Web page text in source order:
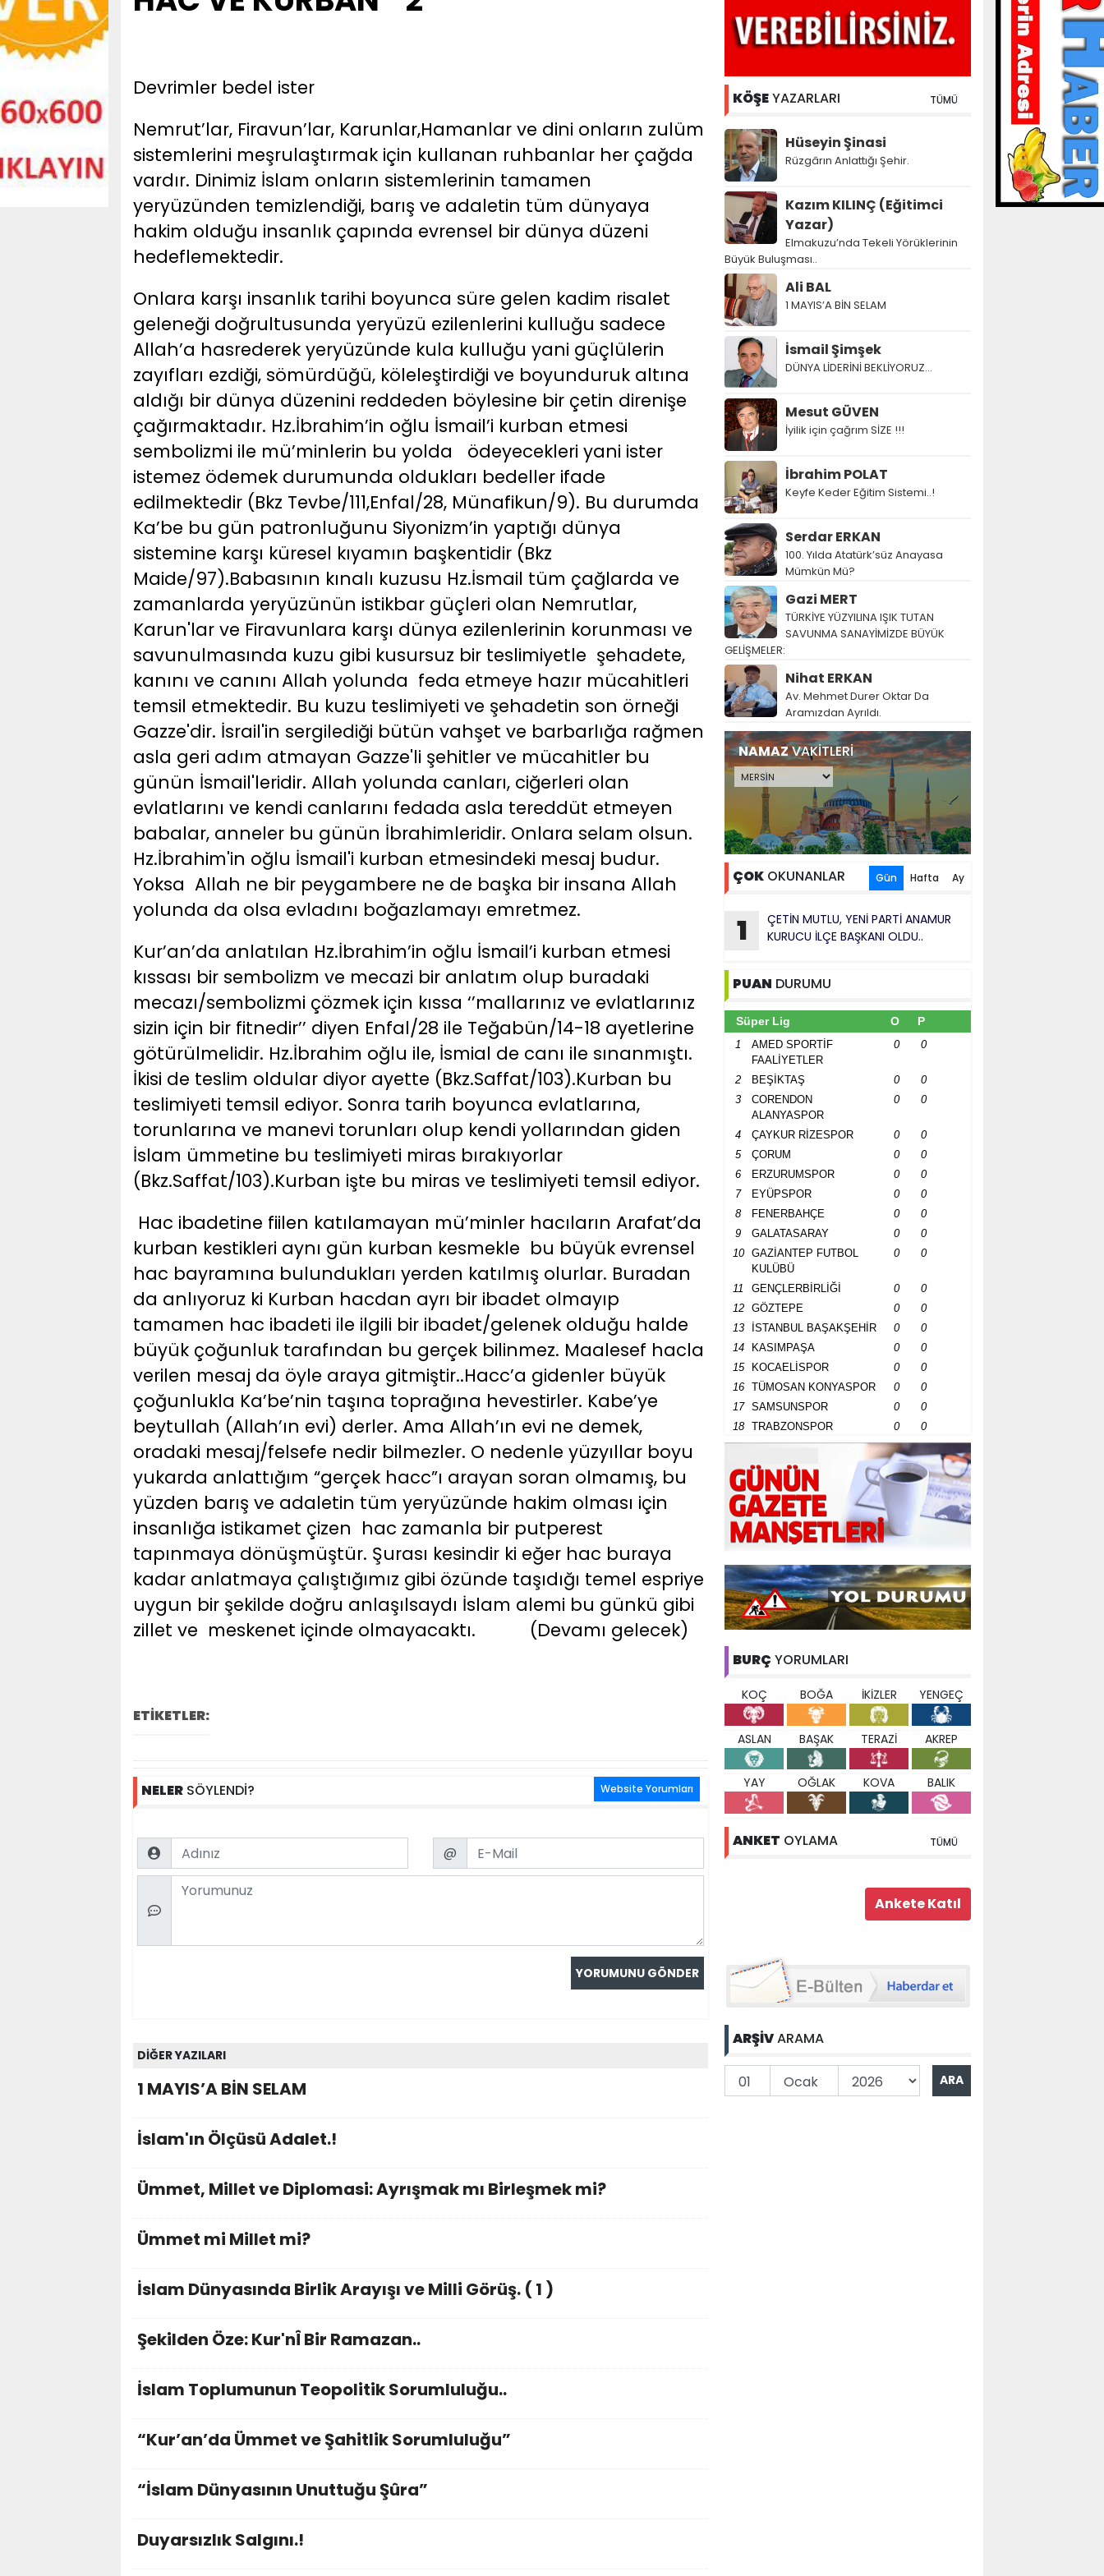
Devrimler bedel ister
Nemrut’lar, Firavun’lar, Karunlar,Hamanlar ve dini onların zulüm
sistemlerini meşrulaştırmak için kullanan ruhbanlar her çağda
vardır. Dinimiz İslam onların sistemlerinin tamamen
yeryüzünden temizlendiği, barış ve adaletin tüm dünyaya
hakim olduğu insanlık çapında evrensel bir dünya düzeni
hedeflemektedir.
Onlara karşı insanlık tarihi boyunca süre gelen kadim risalet
geleneği doğrultusunda yeryüzü ezilenlerini kulluğu sadece
Allah’a hasrederek yeryüzünde kula kulluğu yani güçlülerin
zayıfları ezdiği, sömürdüğü, köleleştirdiği ve boyunduruk altına
aldığı bir dünya düzenini reddeden böylesine bir çetin direnişe
çağırmaktadır. Hz.İbrahim’in oğlu İsmail’i kurban etmesi
sembolizmi ile mü’minlerin bu yolda ödeyecekleri yani ister
istemez ödemek durumunda oldukları bedeller ifade
edilmektedir (Bkz Tevbe/111,Enfal/28, Münafikun/9). Bu durumda
Ka’be bu gün patronluğunu Siyonizm’in yaptığı dünya
sistemine karşı küresel kıyamın başkentidir (Bkz
Maide/97).Babasının kınalı kuzusu Hz.İsmail tüm çağlarda ve
zamanlarda yeryüzünün istikbar güçleri olan Nemrutlar,
Karun'lar ve Firavunlara karşı dünya ezilenlerinin korunması ve
savunulmasında kuzu gibi kusursuz bir teslimiyetle şehadete,
kanını ve canını Allah yolunda feda etmeye hazır mücahitleri
temsil etmektedir. Bu kuzu teslimiyeti ve şehadetin son örneği
Gazze'dir. İsrail'in sergilediği bütün vahşet ve barbarlığa rağmen
asla geri adım atmayan Gazze'li şehitler ve mücahitler bu
günün İsmail'leridir. Allah yolunda canları, ciğerleri olan
evlatlarını ve kendi canlarını fedada asla tereddüt etmeyen
babalar, anneler bu günün İbrahimleridir. Onlara selam olsun.
Hz.İbrahim'in oğlu İsmail'i kurban etmesindeki mesaj budur.
Yoksa Allah ne bir peygambere ne de başka bir insana Allah
yolunda da olsa evladını boğazlamayı emretmez.
Kur’an’da anlatılan Hz.İbrahim’in oğlu İsmail’i kurban etmesi
kıssası bir sembolizm ve mecazi bir anlatım olup buradaki
mecazı/sembolizmi çözmek için kıssa ‘’mallarınız ve evlatlarınız
sizin için bir fitnedir’’ diyen Enfal/28 ile Teğabün/14-18 ayetlerine
götürülmelidir. Hz.İbrahim oğlu ile, İsmial de canı ile sınanmıştı.
İkisi de teslim oldular diyor ayette (Bkz.Saffat/103).Kurban bu
teslimiyeti temsil ediyor. Sonra tarih boyunca evlatlarına,
torunlarına ve manevi torunları olup kendi yollarından giden
İslam ümmetine bu teslimiyeti miras bırakıyorlar
(Bkz.Saffat/103).Kurban işte bu miras ve teslimiyeti temsil ediyor.
Hac ibadetine fiilen katılamayan mü’minler hacıların Arafat’da
kurban kestikleri aynı gün kurban kesmekle bu büyük evrensel
hac bayramına bulundukları yerden katılmış olurlar. Buradan
da anlıyoruz ki Kurban hacdan ayrı bir ibadet olmayıp
tamamen hac ibadeti ile ilgili bir ibadet/gelenek olduğu halde
büyük çoğunluk tarafından bu gerçek bilinmez. Maalesef hacla
verilen mesaj da öyle araya gitmiştir..Hacc’a gidenler büyük
çoğunlukla Ka’be’nin taşına toprağına hevestirler. Kabe’ye
beytullah (Allah’ın evi) derler. Ama Allah’ın evi ne demek,
oradaki mesaj/felsefe nedir bilmezler. O nedenle yüzyıllar boyu
yukarda anlattığım “gerçek hacc”ı arayan soran olmamış, bu
yüzden barış ve adaletin tüm yeryüzünde hakim olması için
insanlığa istikamet çizen hac zamanla bir putperest
tapınmaya dönüşmüştür. Şurası kesindir ki eğer hac buraya
kadar anlatmaya çalıştığımız gibi özünde taşıdığı temel espriye
uygun bir şekilde doğru anlaşılsaydı İslam alemi bu günkü gibi
zillet ve meskenet içinde olmayacaktı. (Devamı gelecek)
ETİKETLER:
NELER SÖYLENDİ? Website Yorumları
Name Email
@
Comment
DİĞER YAZILARI
1 MAYIS’A BİN SELAM
İslam'ın Ölçüsü Adalet.!
Ümmet, Millet ve Diplomasi: Ayrışmak mı Birleşmek mi?
Ümmet mi Millet mi?
İslam Dünyasında Birlik Arayışı ve Milli Görüş. ( 1 )
Şekilden Öze: Kur'nÎ Bir Ramazan..
İslam Toplumunun Teopolitik Sorumluluğu..
“Kur’an’da Ümmet ve Şahitlik Sorumluluğu”
“İslam Dünyasının Unuttuğu Şûra”
Duyarsızlık Salgını.!
KÖŞEYAZARLARI TÜMÜ
Hüseyin Şinasi
Rüzgârın Anlattığı Şehir.
Kazım KILINÇ (Eğitimci
Yazar)
Elmakuzu’nda Tekeli Yörüklerinin
Büyük Buluşması..
Ali BAL
1 MAYIS’A BİN SELAM
İsmail Şimşek
DÜNYA LİDERİNİ BEKLİYORUZ…
Mesut GÜVEN
İyilik için çağrım SİZE !!!
İbrahim POLAT
Keyfe Keder Eğitim Sistemi..!
Serdar ERKAN
100. Yılda Atatürk’süz Anayasa
Mümkün Mü?
Gazi MERT
TÜRKİYE YÜZYILINA IŞIK TUTAN
SAVUNMA SANAYİMİZDE BÜYÜK
GELİŞMELER:
Nihat ERKAN
Av. Mehmet Durer Oktar Da
Aramızdan Ayrıldı.
NAMAZVAKİTLERİ
ÇOK OKUNANLAR Gün Hafta Ay
1
ÇETİN MUTLU, YENİ PARTİ ANAMUR
KURUCU İLÇE BAŞKANI OLDU..
PUAN DURUMU
Süper Lig O P
1
AMED SPORTİF
FAALİYETLER
0 0
2 BEŞİKTAŞ 0
0
3
CORENDON
ALANYASPOR
0 0
4 ÇAYKUR RİZESPOR 0
0
5
ÇORUM 0
0
6
ERZURUMSPOR 0
0
7
EYÜPSPOR 0
0
8
FENERBAHÇE 0
0
9
GALATASARAY 0
0
10
GAZİANTEP FUTBOL
KULÜBÜ
0 0
11 GENÇLERBİRLİĞİ 0
0
12
GÖZTEPE 0
0
13
İSTANBUL BAŞAKŞEHİR 0
0
14
KASIMPAŞA 0
0
15
KOCAELİSPOR 0
0
16
TÜMOSAN KONYASPOR 0
0
17
SAMSUNSPOR 0
0
18
TRABZONSPOR 0 0
BURÇ YORUMLARI
KOÇ BOĞA İKİZLER YENGEÇ
ASLAN BAŞAK TERAZİ AKREP
YAY OĞLAK KOVA BALIK
ANKET OYLAMA TÜMÜ
ARŞİVARAMA